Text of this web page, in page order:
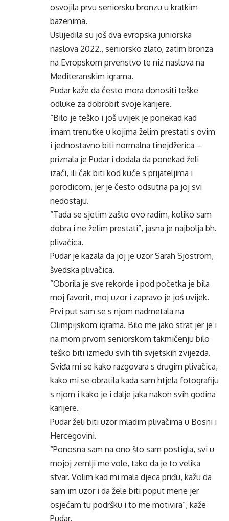
osvojila prvu seniorsku bronzu u kratkim
bazenima.
Uslijedila su još dva evropska juniorska
naslova 2022., seniorsko zlato, zatim bronza
na Evropskom prvenstvo te niz naslova na
Mediteranskim igrama.
Pudar kaže da često mora donositi teške
odluke za dobrobit svoje karijere.
“Bilo je teško i još uvijek je ponekad kad
imam trenutke u kojima želim prestati s ovim
i jednostavno biti normalna tinejdžerica –
priznala je Pudar i dodala da ponekad želi
izaći, ili čak biti kod kuće s prijateljima i
porodicom, jer je često odsutna pa joj svi
nedostaju.
“Tada se sjetim zašto ovo radim, koliko sam
dobra i ne želim prestati”, jasna je najbolja bh.
plivačica.
Pudar je kazala da joj je uzor Sarah Sjöström,
švedska plivačica.
“Oborila je sve rekorde i pod početka je bila
moj favorit, moj uzor i zapravo je još uvijek.
Prvi put sam se s njom nadmetala na
Olimpijskom igrama. Bilo me jako strat jer je i
na mom prvom seniorskom takmičenju bilo
teško biti između svih tih svjetskih zvijezda.
Sviđa mi se kako razgovara s drugim plivačica,
kako mi se obratila kada sam htjela fotografiju
s njom i kako je i dalje jaka nakon svih godina
karijere.
Pudar želi biti uzor mladim plivačima u Bosni i
Hercegovini.
“Ponosna sam na ono što sam postigla, svi u
mojoj zemlji me vole, tako da je to velika
stvar. Volim kad mi mala djeca priđu, kažu da
sam im uzor i da žele biti poput mene jer
osjećam tu podršku i to me motivira”, kaže
Pudar.